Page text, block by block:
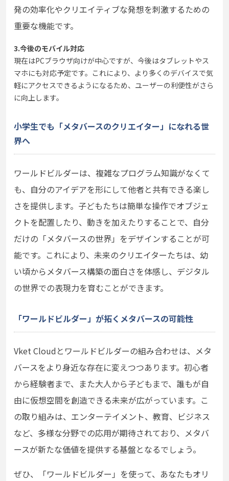
発の効率化やクリエイティブな発想を刺激するための
重要な機能です。
3.今後のモバイル対応
現在はPCブラウザ向けが中心ですが、今後はタブレットやス
マホにも対応予定です。これにより、より多くのデバイスで気
軽にアクセスできるようになるため、ユーザーの利便性がさら
に向上します。
小学生でも「メタバースのクリエイター」になれる世
界へ
ワールドビルダーは、複雑なプログラム知識がなくて
も、自分のアイデアを形にして他者と共有できる楽し
さを提供します。子どもたちは簡単な操作でオブジェ
クトを配置したり、動きを加えたりすることで、自分
だけの「メタバースの世界」をデザインすることが可
能です。これにより、未来のクリエイターたちは、幼
い頃からメタバース構築の面白さを体感し、デジタル
の世界での表現力を育むことができます。
「ワールドビルダー」が拓くメタバースの可能性
Vket Cloudとワールドビルダーの組み合わせは、メタ
バースをより身近な存在に変えつつあります。初心者
から経験者まで、また大人から子どもまで、誰もが自
由に仮想空間を創造できる未来が広がっています。こ
の取り組みは、エンターテイメント、教育、ビジネス
など、多様な分野での応用が期待されており、メタバ
ースが新たな価値を提供する基盤となるでしょう。
ぜひ、「ワールドビルダー」を使って、あなたもオリ